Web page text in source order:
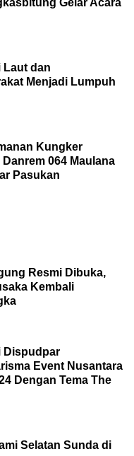
Gelar Acara
Laut dan
Menjadi Lumpuh
Kungker
064 Maulana
Pasukan
Resmi Dibuka,
Kembali
Dispudpar
Event Nusantara
Dengan Tema The
Selatan Sunda di